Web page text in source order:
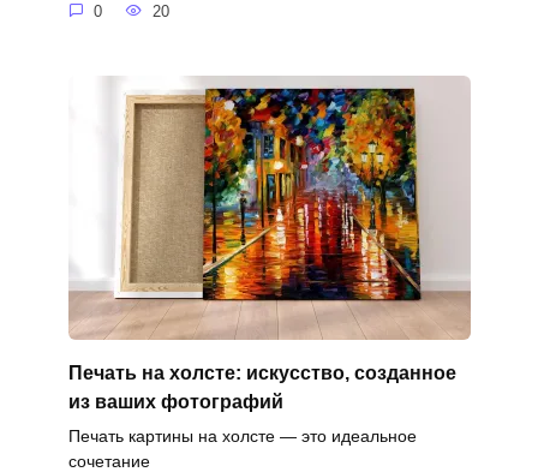
0 20
Печать на холсте: искусство, созданное
из ваших фотографий
Печать картины на холсте — это идеальное
сочетание